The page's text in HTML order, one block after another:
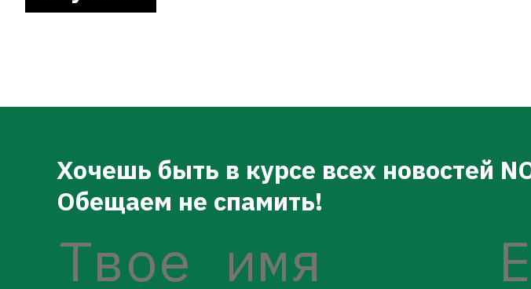
Хочешь быть в курсе всех новостей
Обещаем не спамить!